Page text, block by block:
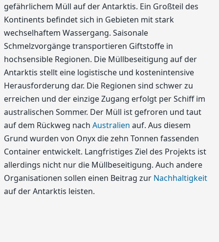
gefährlichem Müll auf der Antarktis. Ein Großteil des
Kontinents befindet sich in Gebieten mit stark
wechselhaftem Wassergang. Saisonale
Schmelzvorgänge transportieren Giftstoffe in
hochsensible Regionen. Die Müllbeseitigung auf der
Antarktis stellt eine logistische und kostenintensive
Herausforderung dar. Die Regionen sind schwer zu
erreichen und der einzige Zugang erfolgt per Schiff im
australischen Sommer. Der Müll ist gefroren und taut
auf dem Rückweg nach Australien auf. Aus diesem
Grund wurden von Onyx die zehn Tonnen fassenden
Container entwickelt. Langfristiges Ziel des Projekts ist
allerdings nicht nur die Müllbeseitigung. Auch andere
Organisationen sollen einen Beitrag zur Nachhaltigkeit
auf der Antarktis leisten.